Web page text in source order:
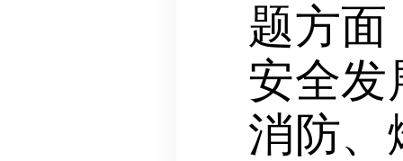
题方
安全发
消防、